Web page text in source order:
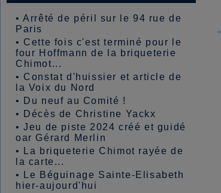
•Arrêté de péril sur le 94 rue de
Paris
• Cette fois c'est terminé pour le
four Hoffmann de la briqueterie
Chimot...
• Constat d'huissier et article de
la Voix du Nord
•
Du neuf au Comité !
•
Décès de Christine Yackx
•Jeu de piste 2024 créé et guidé
oar Gérard Merlin
•
La briqueterie Chimot rayée de
la carte...
•
Le Béguinage Sainte-Elisabeth
hier-aujourd'hui